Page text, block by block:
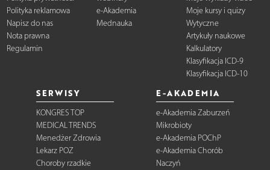
Polityka reklamowa
Napisz do nas
Nota prawna
Regulamin
e-Akademia
Mednauka
Moje kursy i quizy
Wytyczne
Artykuły naukowe
Kalkulatory
Klasyfikacja ICD-9
Klasyfikacja ICD-10
SERWISY
KONGRES TOP
MEDICAL TRENDS
Menedżer Zdrowia
Lekarz POZ
Choroby rzadkie
E-AKADEMIA
e-Akademia Zaburzeń
Mikrobioty
e-Akademia POChP
e-Akademia Chorób
Naczyń